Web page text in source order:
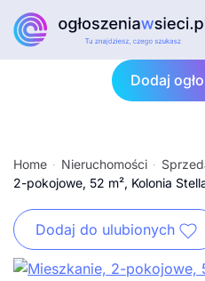
Dodaj
Home Nieruchomości
2-pokojowe, 52 m², Kolonia
Dodaj do ulubionych